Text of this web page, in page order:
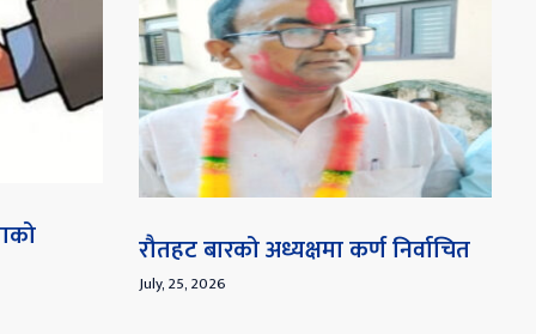
रौतहट बारको अध्यक्षमा कर्ण निर्वाचित
July, 25, 2026